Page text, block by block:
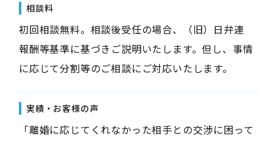
相談料
初回相談無料。相談後受任の場合、（旧）日弁連
報酬等基準に基づきご説明いたします。但し、事情
に応じて分割等のご相談にご対応いたします。
実績・お客様の声
「離婚に応じてくれなかった相手との交渉に困って